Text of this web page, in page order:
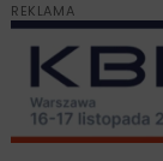
REKLAMA